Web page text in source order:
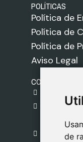
de
de
POLÍTICAS
Política de
Política de
Política de
Aviso Legal
CONTACTO
C. del
Madrid
918 459 877